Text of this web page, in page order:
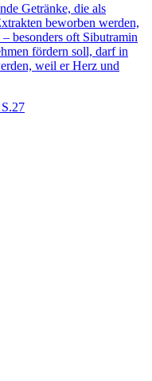
Getränke, die als
beworben werden,
besonders oft Sibutramin
fördern soll, darf in
weil er Herz und